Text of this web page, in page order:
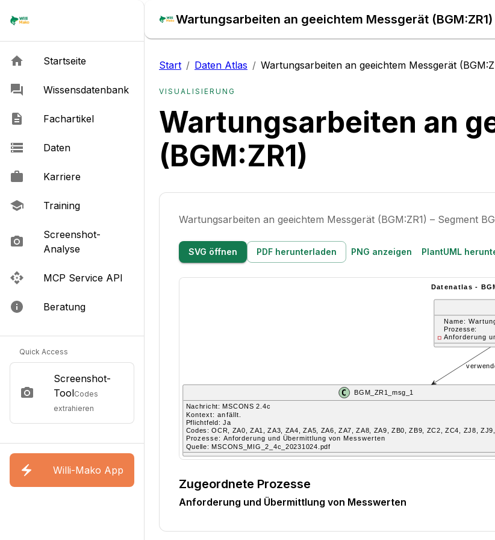
Wartungsarbeiten an geeichtem Messgerät (BGM:ZR1)
Startseite
Wissensdatenbank
Fachartikel
Daten
Karriere
Training
Screenshot-
Analyse
MCP Service API
Beratung
Quick Access
Screenshot-
ToolCodes
extrahieren
Willi-Mako App
Start / Daten Atlas / Wartungsarbeiten an geeichtem Messgerät
VISUALISIERUNG
Wartungsarbeiten an
(BGM:ZR1)
Wartungsarbeiten an geeichtem Messgerät (BGM:ZR1) – Segment
SVG öffnen PDF herunterladen PNG anzeigen PlantUML
Zugeordnete Prozesse
Anforderung und Übermittlung von Messwerten